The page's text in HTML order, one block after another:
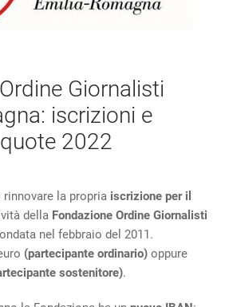
Giornalisti
iscrizioni e
2022
la propria iscrizione per il
della Fondazione Ordine Giornalisti
nel febbraio del 2011.
(partecipante ordinario) oppure
sostenitore).